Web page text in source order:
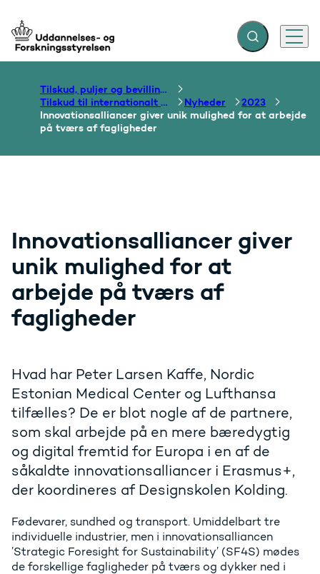
Gå til forsiden Fold søgefelt ud
Menu
Tilskud, puljer og bevillinger
Tilskud til internationalt samarbejde om uddannelse
Nyheder
2023
Innovationsalliancer giver unik mulighed for at arbejde
på tværs af fagligheder
Innovationsalliancer giver
unik mulighed for at
arbejde på tværs af
fagligheder
Hvad har Peter Larsen Kaffe, Nordic
Estonian Medical Center og Lufthansa
tilfælles? De er blot nogle af de partnere,
som skal arbejde på en mere bæredygtig
og digital fremtid for Europa i en af de
såkaldte innovationsalliancer i Erasmus+,
der koordineres af Designskolen Kolding.
Fødevarer, sundhed og transport. Umiddelbart tre
individuelle industrier, men i innovationsalliancen
’Strategic Foresight for Sustainability’ (SF4S) mødes
de forskellige fagligheder på tværs og dykker ned i